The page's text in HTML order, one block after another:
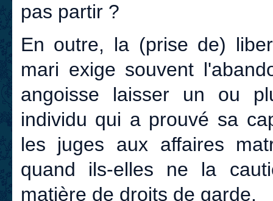
pas partir ?
En outre, la (prise de)
mari exige souvent
angoisse laisser un ou
individu qui a prouvé sa
les juges aux affaires
quand ils-elles ne la
matière de droits de garde.